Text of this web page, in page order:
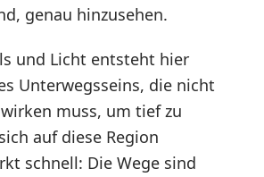
genau hinzusehen.
und Licht entsteht hier
Unterwegsseins, die nicht
muss, um tief zu
auf diese Region
schnell: Die Wege sind